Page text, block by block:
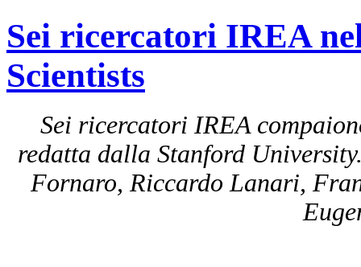
Sei ricercatori IREA
Scientists
Sei ricercatori IREA
redatta dalla Stanford
Fornaro, Riccardo Lanari,